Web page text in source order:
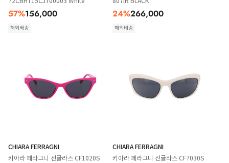
57%156,000
해외배송
24%266,000
해외배송
CHIARA FERRAGNI
키아라 페라그니 선글라스 CF1020S
CHIARA FERRAGNI
키아라 페라그니 선글라스 CF7030S